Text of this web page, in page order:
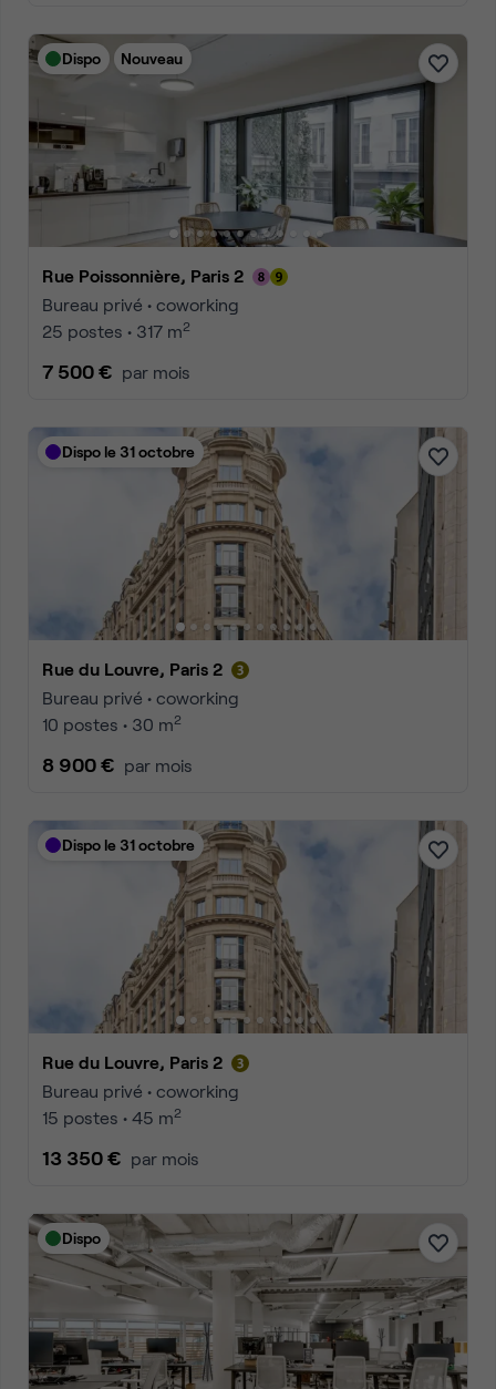
Dispo Nouveau
Rue Poissonnière, Paris 2
Bureau privé • coworking
25 postes • 317 m2
7 500 € par mois
Dispo le 31 octobre
Rue du Louvre, Paris 2
Bureau privé • coworking
10 postes • 30 m2
8 900 € par mois
Dispo le 31 octobre
Rue du Louvre, Paris 2
Bureau privé • coworking
15 postes • 45 m2
13 350 € par mois
Dispo